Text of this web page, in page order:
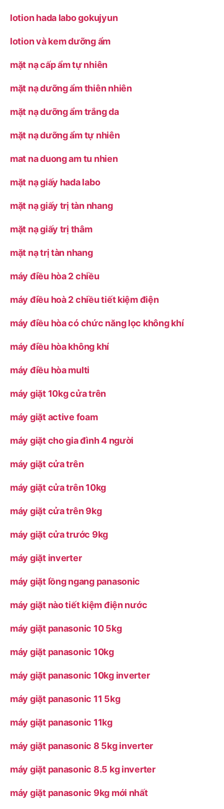
lotion hada labo gokujyun
lotion và kem dưỡng ẩm
mặt nạ cấp ẩm tự nhiên
mặt nạ dưỡng ẩm thiên nhiên
mặt nạ dưỡng ẩm trắng da
mặt nạ dưỡng ẩm tự nhiên
mat na duong am tu nhien
mặt nạ giấy hada labo
mặt nạ giấy trị tàn nhang
mặt nạ giấy trị thâm
mặt nạ trị tàn nhang
máy điều hòa 2 chiều
máy điều hoà 2 chiều tiết kiệm điện
máy điều hòa có chức năng lọc không khí
máy điều hòa không khí
máy điều hòa multi
máy giặt 10kg cửa trên
máy giặt active foam
máy giặt cho gia đình 4 người
máy giặt cửa trên
máy giặt cửa trên 10kg
máy giặt cửa trên 9kg
máy giặt cửa trước 9kg
máy giặt inverter
máy giặt lồng ngang panasonic
máy giặt nào tiết kiệm điện nước
máy giặt panasonic 10 5kg
máy giặt panasonic 10kg
máy giặt panasonic 10kg inverter
máy giặt panasonic 11 5kg
máy giặt panasonic 11kg
máy giặt panasonic 8 5kg inverter
máy giặt panasonic 8.5 kg inverter
máy giặt panasonic 9kg mới nhất